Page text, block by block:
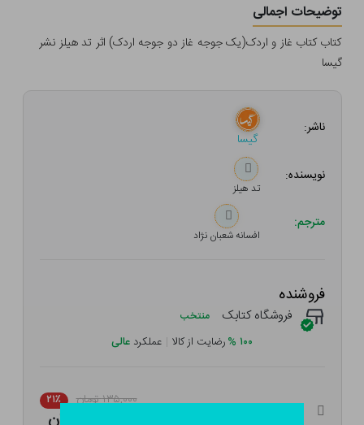
توضیحات اجمالی
کتاب کتاب غاز و اردک(یک جوجه غاز دو جوجه اردک) اثر تد هیلز نشر
گیسا
ناشر:
گیسا
نویسنده:
تد هیلز
مترجم:
افسانه شعبان نژاد
فروشنده
فروشگاه کتابک منتخب
۱۰۰ %رضایت از کالا | عملکرد عالی
۱۳۵,۰۰۰ تومان ۲۱٪